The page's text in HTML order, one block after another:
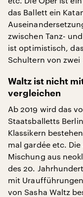
das Ballett ein
zwischen Tanz-
ist optimistisch,
Schultern von
Waltz ist nicht
vergleichen
Ab 2019 wird das
Staatsballetts
Klassikern
mal gardée etc.
Mischung aus
des 20.
mit
von Sasha Waltz